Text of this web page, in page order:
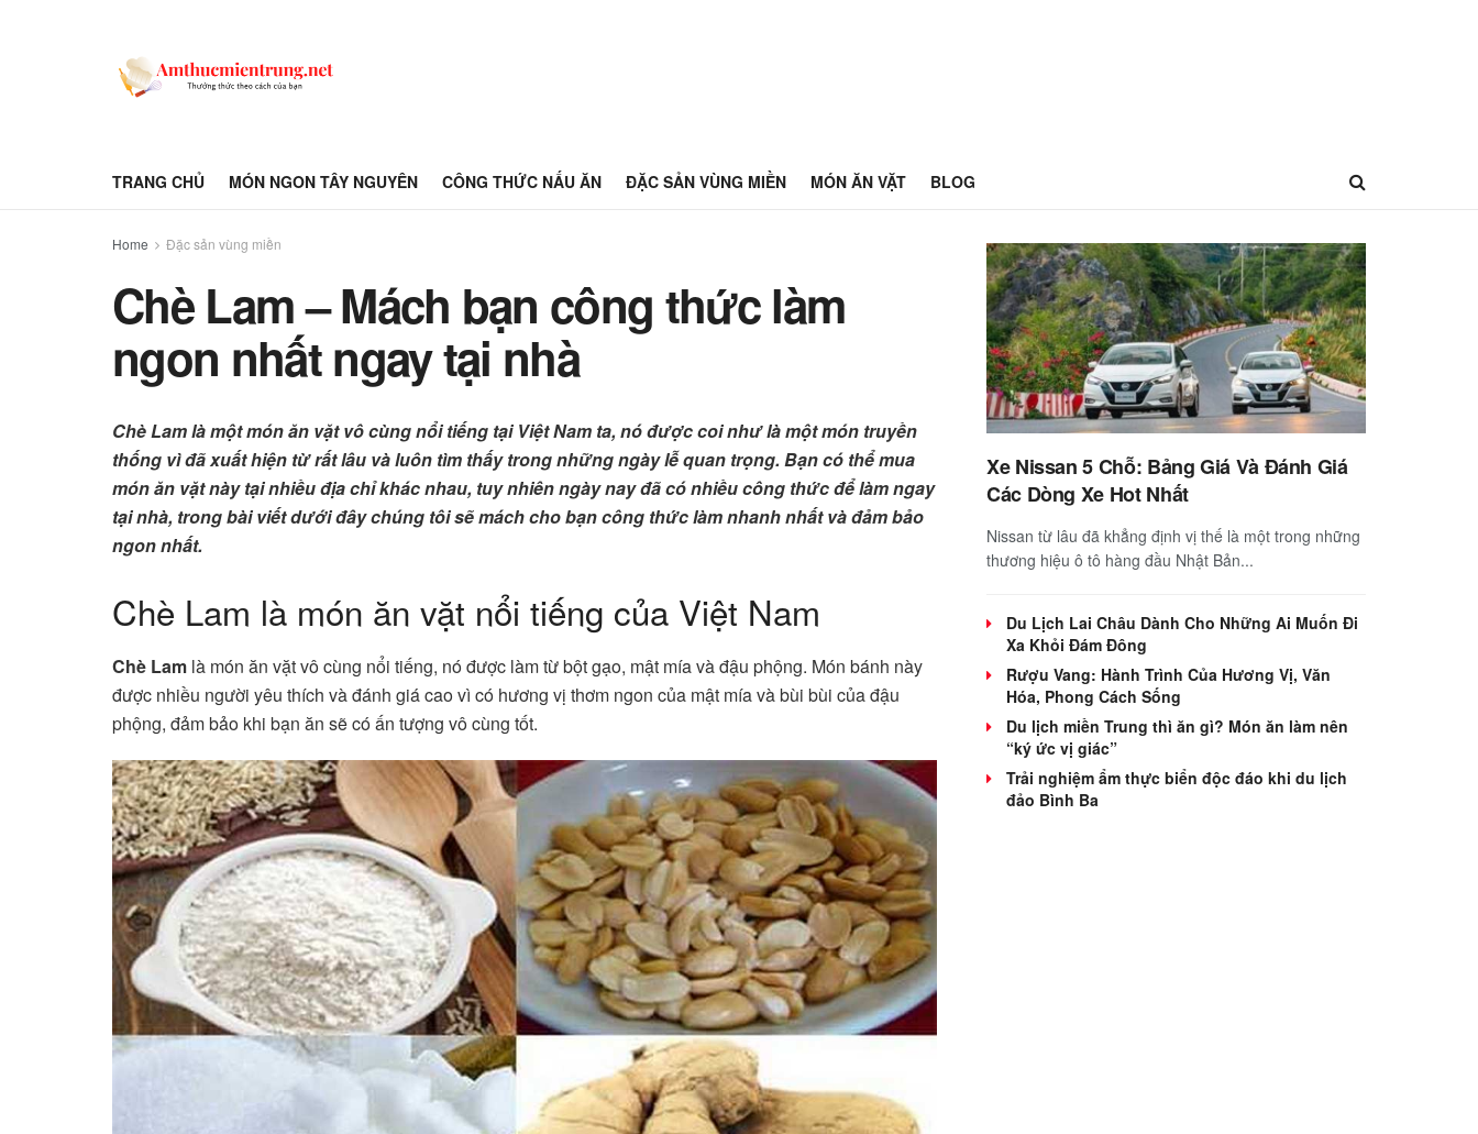
TRANG CHỦ MÓN NGON TÂY NGUYÊN CÔNG THỨC NẤU ĂN ĐẶC SẢN VÙNG MIỀN MÓN ĂN VẶT BLOG
Home Đặc sản vùng miền
Chè Lam – Mách bạn công thức làm
ngon nhất ngay tại nhà
Chè Lam là một món ăn vặt vô cùng nổi tiếng tại Việt Nam ta, nó được coi như là một món truyền
thống vì đã xuất hiện từ rất lâu và luôn tìm thấy trong những ngày lễ quan trọng. Bạn có thể mua
món ăn vặt này tại nhiều địa chỉ khác nhau, tuy nhiên ngày nay đã có nhiều công thức để làm ngay
tại nhà, trong bài viết dưới đây chúng tôi sẽ mách cho bạn công thức làm nhanh nhất và đảm bảo
ngon nhất.
Chè Lam là món ăn vặt nổi tiếng của Việt Nam
Chè Lam là món ăn vặt vô cùng nổi tiếng, nó được làm từ bột gạo, mật mía và đậu phộng. Món bánh này
được nhiều người yêu thích và đánh giá cao vì có hương vị thơm ngon của mật mía và bùi bùi của đậu
phộng, đảm bảo khi bạn ăn sẽ có ấn tượng vô cùng tốt.
Xe Nissan 5 Chỗ: Bảng Giá Và Đánh Giá
Các Dòng Xe Hot Nhất
Nissan từ lâu đã khẳng định vị thế là một trong những
thương hiệu ô tô hàng đầu Nhật Bản...
Du Lịch Lai Châu Dành Cho Những Ai Muốn Đi
Xa Khỏi Đám Đông
Rượu Vang: Hành Trình Của Hương Vị, Văn
Hóa, Phong Cách Sống
Du lịch miền Trung thì ăn gì? Món ăn làm nên
“ký ức vị giác”
Trải nghiệm ẩm thực biển độc đáo khi du lịch
đảo Bình Ba